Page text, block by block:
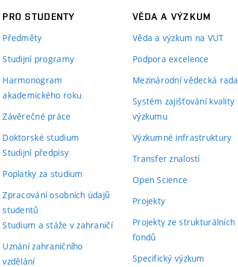
PRO STUDENTY
Předměty
Studijní programy
Harmonogram
akademického roku
Závěrečné práce
Doktorské studium
Studijní předpisy
Poplatky za studium
Zpracování osobních údajů
studentů
Studium a stáže v zahraničí
Uznání zahraničního
vzdělání
VĚDA A VÝZKUM
Věda a výzkum na VUT
Podpora excelence
Mezinárodní vědecká rada
Systém zajišťování kvality
výzkumu
Výzkumné infrastruktury
Transfer znalostí
Open Science
Projekty
Projekty ze strukturálních
fondů
Specifický výzkum